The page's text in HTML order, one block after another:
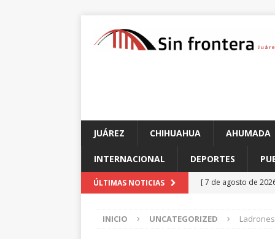
JUÁREZ CHIHUAHUA AHUMADA
INTERNACIONAL DEPORTES
ÚLTIMAS NOTICIAS [ 7 de agosto de
[ 7 de agosto de
INICIO UNCATEGORIZED